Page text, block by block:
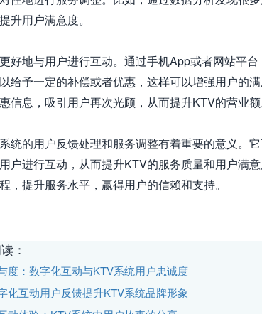
升用户满意度。
好地与用户进行互动。通过手机App或者网站平
给予一定的补偿或者优惠，这样可以增强用户的
信息，吸引用户再次光顾，从而提升KTV的营业额
统的用户反馈处理和服务调整有着重要的意义。
户进行互动，从而提升KTV的服务质量和用户满
，提升服务水平，赢得用户的信赖和支持。
：
度：数字化互动与KTV系统用户忠诚度
化互动用户反馈提升KTV系统品牌形象